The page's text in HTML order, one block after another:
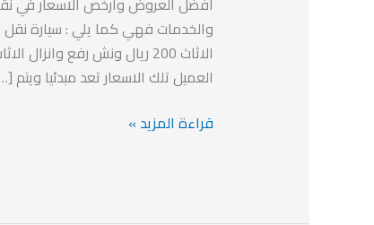
العميل تلك الاسعار تعد مبدئيا ويتم
قراءة المزيد »